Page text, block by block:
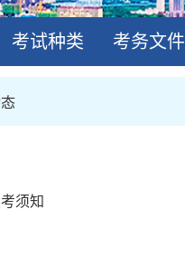
考试种类 考务文件
须知